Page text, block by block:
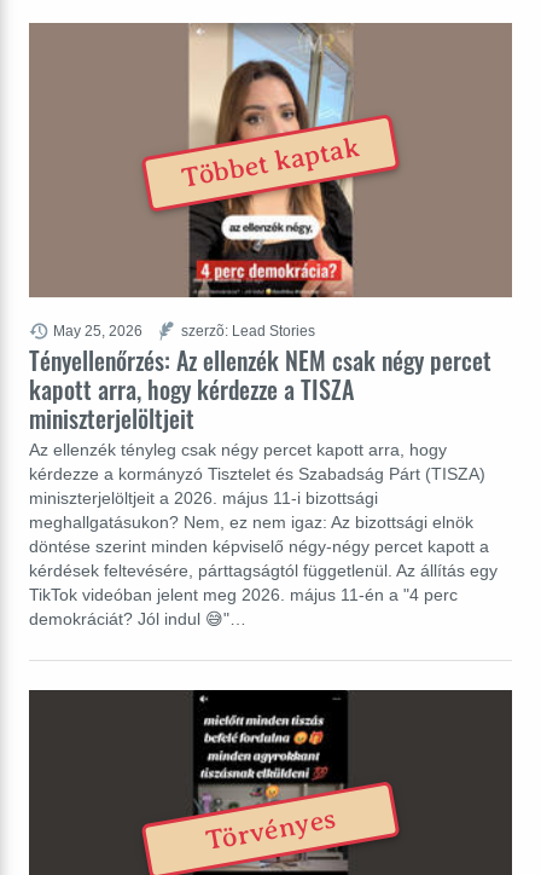
Tényellenőrzés: Az ellenzék NEM csak négy percet
kapott arra, hogy kérdezze a TISZA
miniszterjelöltjeit
Az ellenzék tényleg csak négy percet kapott arra, hogy
kérdezze a kormányzó Tisztelet és Szabadság Párt (TISZA)
miniszterjelöltjeit a 2026. május 11-i bizottsági
meghallgatásukon? Nem, ez nem igaz: Az bizottsági elnök
döntése szerint minden képviselő négy-négy percet kapott a
kérdések feltevésére, párttagságtól függetlenül. Az állítás egy
TikTok videóban jelent meg 2026. május 11-én a "4 perc
demokráciát? Jól indul 😅"…
May 25, 2026 szerzõ: Lead Stories
Többet kaptak
Törvényes